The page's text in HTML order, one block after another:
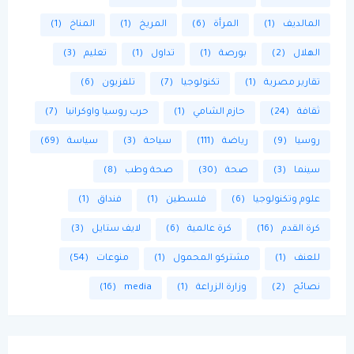
المالديف (1) المرأة (6) المريخ (1) المناخ (1)
الهلال (2) بورصة (1) تداول (1) تعليم (3)
تقارير مصرية (1) تكنولوجيا (7) تلفزيون (6)
ثقافة (24) حازم الشامي (1) حرب روسيا واوكرانيا (7)
روسيا (9) رياضة (111) سياحة (3) سياسة (69)
سينما (3) صحة (30) صحة وطب (8)
علوم وتكنولوجيا (6) فلسطين (1) فنداق (1)
كرة القدم (16) كرة عالمية (6) لايف ستايل (3)
للعنف (1) مشتركو المحمول (1) منوعات (54)
نصائح (2) وزارة الزراعة (1)
media
(16)